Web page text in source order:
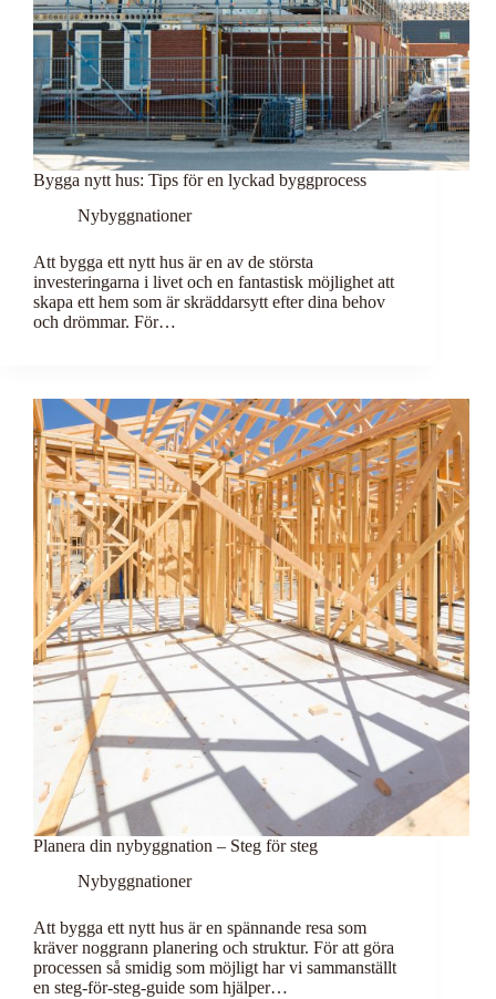
Bygga nytt hus: Tips för en lyckad byggprocess
Nybyggnationer
Att bygga ett nytt hus är en av de största
investeringarna i livet och en fantastisk möjlighet att
skapa ett hem som är skräddarsytt efter dina behov
och drömmar. För…
Planera din nybyggnation – Steg för steg
Nybyggnationer
Att bygga ett nytt hus är en spännande resa som
kräver noggrann planering och struktur. För att göra
processen så smidig som möjligt har vi sammanställt
en steg-för-steg-guide som hjälper…